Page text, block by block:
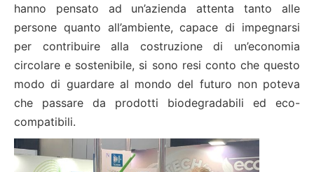
hanno pensato ad un’azienda attenta tanto alle
persone quanto all’ambiente, capace di impegnarsi
per contribuire alla costruzione di un’economia
circolare e sostenibile, si sono resi conto che questo
modo di guardare al mondo del futuro non poteva
che passare da prodotti biodegradabili ed eco-
compatibili.